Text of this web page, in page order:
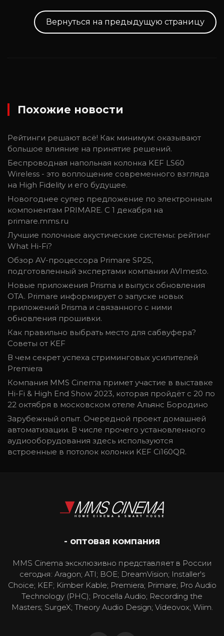
Вернуться на предыдущую страницу
Похожие новости
Рейтинги решают всё! Как минимум: оказывают
большое влияние на принятие решений.
Беспроводная напольная колонка KEF LS60
Wireless - это воплощение современного взгляда
на High Fidelity и его будущее.
Новогоднее супер предложение по электронным
компонентам PRIMARE. С 1 декабря на
primare.mms.ru
Лучшие полочные акустические системы: рейтинг
What Hi-Fi?
Обзор AV-процессора Primare SP25,
подготовленный экспертами компании AVImesto.
Новые приложения Prisma и выпуск обновления
OTA. Primare информирует о запуске новых
приложений Prisma и связанного с ними
обновления прошивки.
Как правильно выбрать место для сабвуфера?
Советы от KEF
В чем секрет успеха стриминговых усилителей
Premiera
Компания MMS Cinema примет участие в выставке
Hi-Fi & High End Show 2023, которая пройдёт с 20 по
22 октября в московском отеле Альянс Бородино
Зарубежный опыт. Очередной проект домашней
автоматизации. В числе прочего установленного
аудиооборудования здесь используются
встроенные в потолок колонки KEF Ci160QR.
- оптовая компания
MMS Cinema эксклюзивно представляет в России
сегодня: Aragon; ATI; BOE; DreamVision; Installer's
Choice; KEF; Kimber Kable; Premiera; Primare; Pro Audio
Technology (PHC); Procella Audio; Recording the
Masters; SurgeX; Theory Audio Design; Videovox; Wiim.